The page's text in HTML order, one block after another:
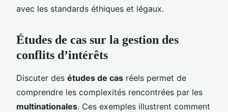
avec les standards éthiques et légaux.
Études de cas sur la gestion des
conflits d’intérêts
Discuter des études de cas réels permet de
comprendre les complexités rencontrées par les
multinationales. Ces exemples illustrent comment